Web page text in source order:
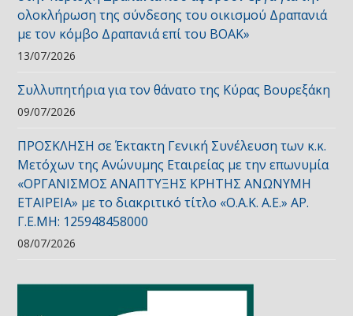
ολοκλήρωση της σύνδεσης του οικισμού Δραπανιά
με τον κόμβο Δραπανιά επί του ΒΟΑΚ»
13/07/2026
Συλλυπητήρια για τον θάνατο της Κύρας Βουρεξάκη
09/07/2026
ΠΡΟΣΚΛΗΣΗ σε Έκτακτη Γενική Συνέλευση των κ.κ.
Μετόχων της Ανώνυμης Εταιρείας με την επωνυμία
«ΟΡΓΑΝΙΣΜΟΣ ΑΝΑΠΤΥΞΗΣ ΚΡΗΤΗΣ ΑΝΩΝΥΜΗ
ΕΤΑΙΡΕΙΑ» με το διακριτικό τίτλο «Ο.Α.Κ. Α.Ε.» ΑΡ.
Γ.Ε.ΜΗ: 125948458000
08/07/2026